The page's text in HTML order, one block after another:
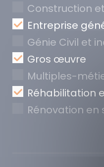
Construction
Entreprise
Génie Civil et
Gros œuvre
Multiples-
Réhabilitation
Rénovation en